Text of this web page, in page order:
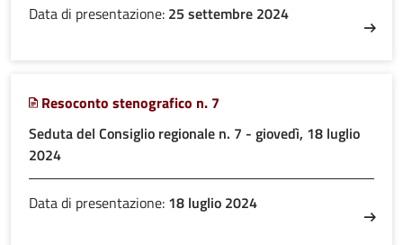
Data di presentazione: 25 settembre 2024
Resoconto stenografico n. 7
Seduta del Consiglio regionale n. 7 - giovedì, 18 luglio
2024
Data di presentazione: 18 luglio 2024